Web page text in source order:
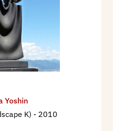
Yoshin
K) - 2010